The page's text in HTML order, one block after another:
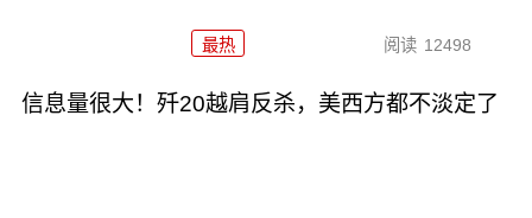
最热 阅读 12498
信息量很大！歼20越肩反杀，美西方都不淡定了